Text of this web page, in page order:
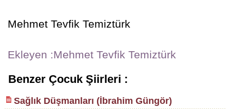
Mehmet Tevfik Temiztürk
Ekleyen :Mehmet Tevfik Temiztürk
Benzer Çocuk Şiirleri :
Sağlık Düşmanları (İbrahim Güngör)